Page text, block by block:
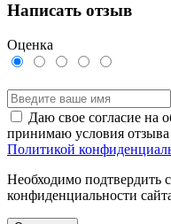
Написать отзыв
Оценка
Даю свое согласие на
принимаю условия отзыва
Политикой
Необходимо подтвердить
конфиденциальности